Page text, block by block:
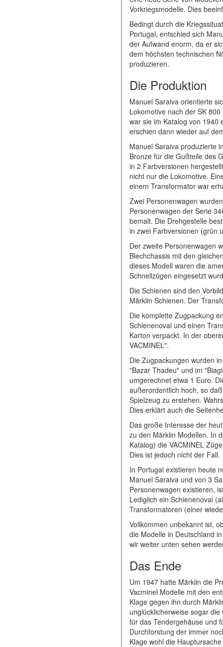
Vorkriegsmodelle. Dies
Bedingt durch die
Portugal, entschied sich
der Aufwand enorm, da er
dem höchsten technischen
produzieren.
Die Produktion
Manuel Saraiva orientierte
Lokomotive nach der SK
war sie im Katalog von 1940
erschien dann wieder auf
Manuel Saraiva produzierte
Bronze für die Gußteile des
in 2 Farbversionen
nicht nur die Lokomotive.
einem Transformator war
Zwei Personenwagen
Personenwagen der Serie
bemalt. Die Drehgestelle
in zwei Farbversionen (grün
Der zweite Personenwagen
Blechchassis mit den
dieses Modell waren die
Schnellzügen eingesetzt
Die Schienen sind den
Märklin Schienen. Der
Die komplette Zugpackung
Schienenoval und einen
Karton verpackt. In der
VACMINEL".
Die Zugpackungen wurden
"Bazar Thadeu" und im
umgerechnet etwa 1 Euro.
außerordentlich hoch, so
Spielzeug zu erstehen.
Dies erklärt auch die
Das große Interesse der
zu den Märklin Modellen. In
Katalog) die VACMINEL
Dies ist jedoch nicht der Fall.
In Portugal existieren heute
Manuel Saraiva und von 3
Personenwagen existieren,
Lediglich ein Schienenoval
Transformatoren (einer
Vollkommen unbekannt ist,
die Modelle in Deutschland
wir weiter unten sehen
Das Ende
Um 1947 hatte Märklin die
Vacminel Modelle mit den
Klage gegen ihn durch
unglücklicherweise sogar
für das Tendergehäuse und
Durchforstung der immer
Klage wohl die